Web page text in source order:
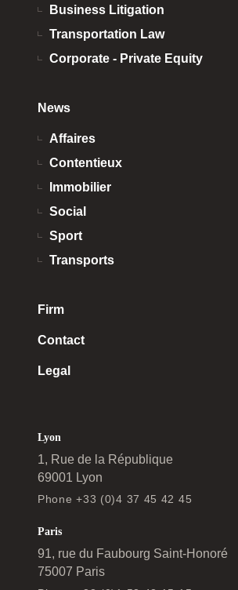
Business Litigation
Transportation Law
Corporate - Private Equity
News
Affaires
Contentieux
Immobilier
Social
Sport
Transports
Firm
Contact
Legal
Lyon
1, Rue de la République
69001 Lyon
Phone +33 (0)4 37 45 42 45
Paris
91, rue du Faubourg Saint-Honoré
75007 Paris